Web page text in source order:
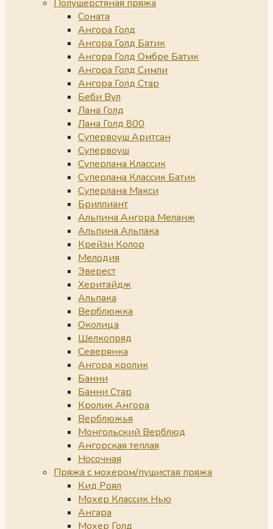
Полушерстяная пряжа
Соната
Ангора Голд
Ангора Голд Батик
Ангора Голд Омбре Батик
Ангора Голд Симли
Ангора Голд Стар
Беби Вул
Лана Голд
Лана Голд 800
Супервоуш Аритсан
Супервоуш
Суперлана Классик
Суперлана Классик Батик
Суперлана Макси
Бриллиант
Альпина Ангора Меланж
Альпина Альпака
Крейзи Колор
Мелодия
Эверест
Херитайдж
Альпака
Верблюжка
Околица
Шелкопряд
Северянка
Ангора кролик
Банни
Банни Стар
Кролик Ангора
Верблюжья
Монгольский Верблюд
Ангорская теплая
Носочная
Пряжа с мохером/пушистая пряжа
Кид Роял
Мохер Классик Нью
Ангара
Мохер Голд